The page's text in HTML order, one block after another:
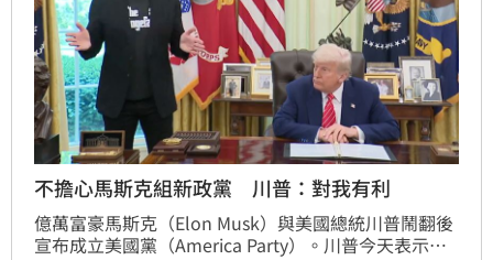
不擔心馬斯克組新政黨 川普：對我有利
億萬富豪馬斯克（Elon Musk）與美國總統川普鬧翻後
宣布成立美國黨（America Party）。川普今天表示，